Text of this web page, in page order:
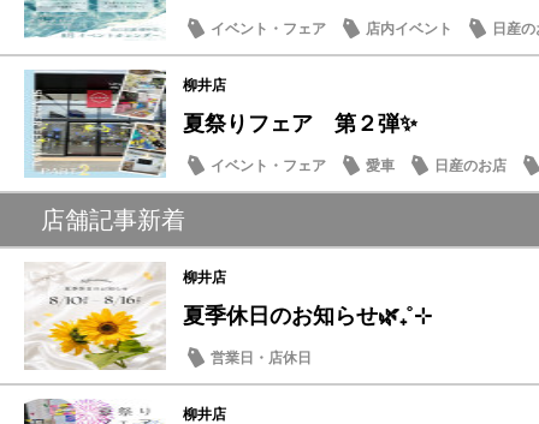
イベント・フェア 店内イベント 日産
柳井店
夏祭りフェア 第２弾✨
イベント・フェア 愛車 日産のお店
店舗記事新着
柳井店
夏季休日のお知らせ🌿₊˚⊹
営業日・店休日
柳井店